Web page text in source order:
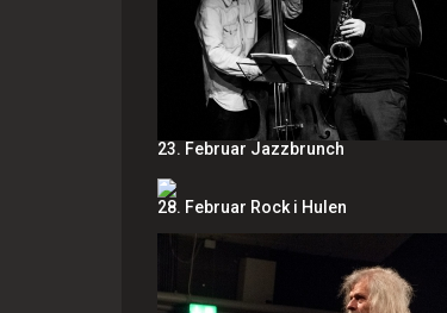
23. Februar Jazzbrunch
28. Februar Rock i Hulen